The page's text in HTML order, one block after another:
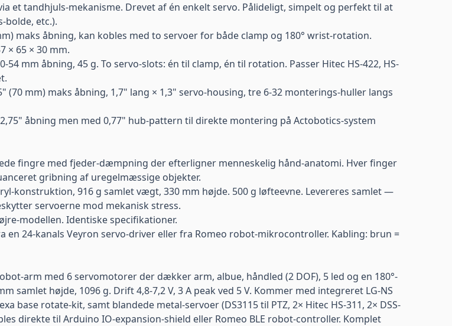
et tandhjuls-mekanisme. Drevet af én enkelt servo. Pålideligt, simpelt og perfekt til at
etc.).
maks åbning, kan kobles med to servoer for både clamp og 180° wrist-rotation.
× 65 × 30 mm.
mm åbning, 45 g. To servo-slots: én til clamp, én til rotation. Passer Hitec HS-422, HS-
(70 mm) maks åbning, 1,7" lang × 1,3" servo-housing, tre 6-32 monterings-huller langs
åbning men med 0,77" hub-pattern til direkte montering på Actobotics-system
fingre med fjeder-dæmpning der efterligner menneskelig hånd-anatomi. Hver finger
gribning af uregelmæssige objekter.
konstruktion, 916 g samlet vægt, 330 mm højde. 500 g løfteevne. Levereres samlet —
servoerne mod mekanisk stress.
modellen. Identiske specifikationer.
24-kanals Veyron servo-driver eller fra Romeo robot-mikrocontroller. Kabling: brun =
arm med 6 servomotorer der dækker arm, albue, håndled (2 DOF), 5 led og en 180°-
samlet højde, 1096 g. Drift 4,8-7,2 V, 3 A peak ved 5 V. Kommer med integreret LG-NS
base rotate-kit, samt blandede metal-servoer (DS3115 til PTZ, 2× Hitec HS-311, 2× DSS-
direkte til Arduino IO-expansion-shield eller Romeo BLE robot-controller. Komplet